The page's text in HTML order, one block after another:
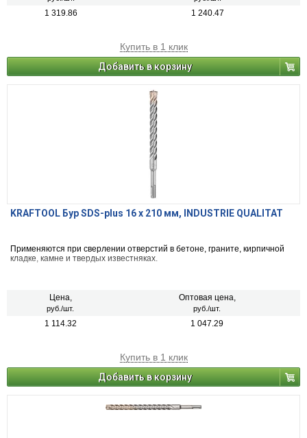
1 319.86 1 240.47
Купить в 1 клик
Добавить в корзину
KRAFTOOL Бур SDS-plus 16 x 210 мм, INDUSTRIE QUALITAT
Применяются при сверлении отверстий в бетоне, граните, кирпичной
кладке, камне и твердых известняках.
Цена,
руб./шт.
Оптовая цена,
руб./шт.
1 114.32 1 047.29
Купить в 1 клик
Добавить в корзину